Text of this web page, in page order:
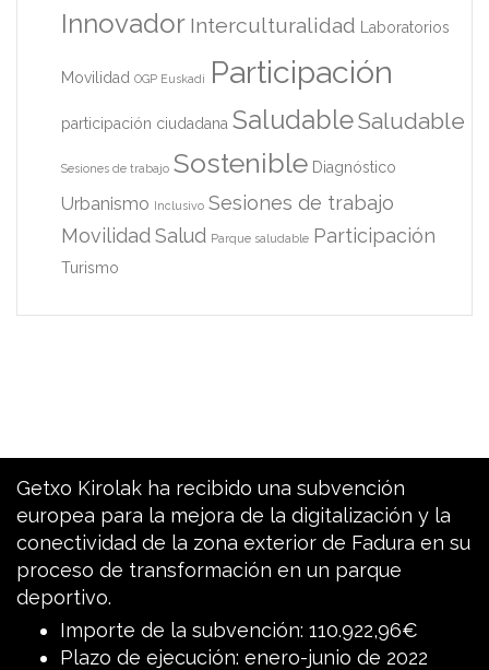
Innovador Interculturalidad Laboratorios
Movilidad OGP Euskadi Participación
participación ciudadana SaludableSaludable
Sesiones de trabajo Sostenible Diagnóstico
Urbanismo Inclusivo Sesiones de trabajo
Movilidad Salud Parque saludable Participación
Turismo
Getxo Kirolak ha recibido una subvención
europea para la mejora de la digitalización y la
conectividad de la zona exterior de Fadura en su
proceso de transformación en un parque
deportivo.
Importe de la subvención: 110.922,96€
Plazo de ejecución: enero-junio de 2022